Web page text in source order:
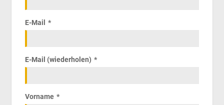
E-Mail
E-Mail (wiederholen)
Vorname